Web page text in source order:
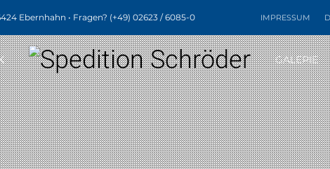
Ebernhahn • Fragen? (+49) 02623 / 6085-0 IMPRESSUM
GALERIE